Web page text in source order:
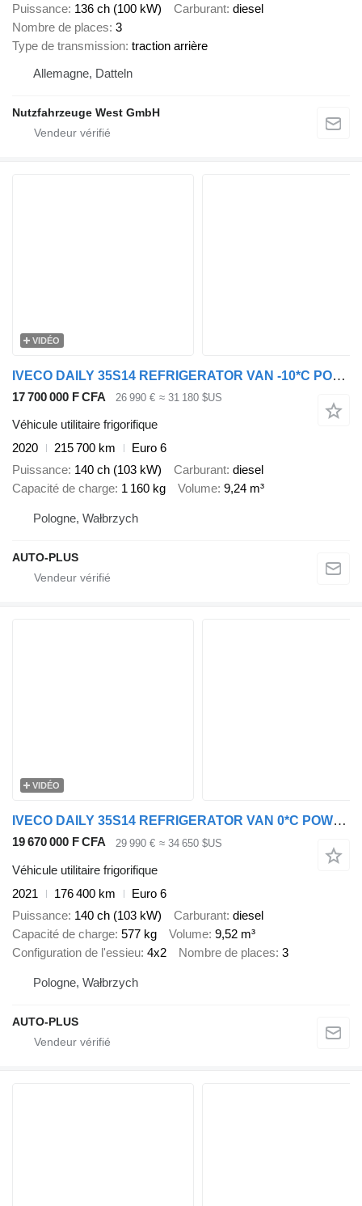
Puissance 136 ch (100 kW) Carburant diesel
Nombre de places 3
Type de transmission traction arrière
Allemagne, Datteln
Nutzfahrzeuge West GmbH
VIDÉO
IVECO DAILY 35S14 REFRIGERATOR VAN -10*C POWER SUPPLY 230V CRUISE CONT
17 700 000 F CFA 26 990 € ≈ 31 180 $US
Véhicule utilitaire frigorifique
2020
215 700 km
Euro 6
Puissance 140 ch (103 kW) Carburant diesel
Capacité de charge 1 160 kg Volume 9,24 m³
Pologne, Wałbrzych
AUTO-PLUS
VIDÉO
IVECO DAILY 35S14 REFRIGERATOR VAN 0*C POWER SUPPLY 230V CRUISE CONTRO
19 670 000 F CFA 29 990 € ≈ 34 650 $US
Véhicule utilitaire frigorifique
2021
176 400 km
Euro 6
Puissance 140 ch (103 kW) Carburant diesel
Capacité de charge 577 kg Volume 9,52 m³
Configuration de l'essieu 4x2 Nombre de places 3
Pologne, Wałbrzych
AUTO-PLUS